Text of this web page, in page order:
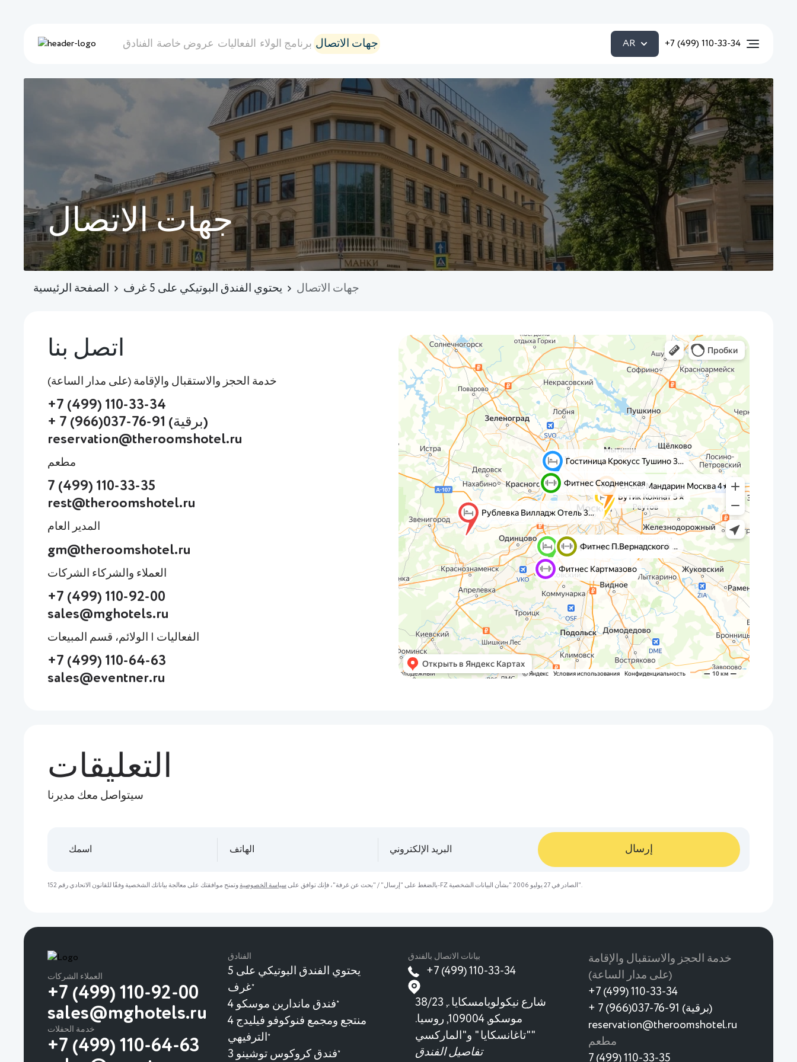
الفنادق عروض خاصة الفعاليات برنامج الولاء جهات الاتصال AR +7 (499) 110-33-34
جهات الاتصال
الصفحة الرئيسية يحتوي الفندق البوتيكي على 5 غرف جهات الاتصال
اتصل بنا
خدمة الحجز والاستقبال والإقامة (على مدار الساعة)
+7 (499) 110-33-34
+ 7 (966)037-76-91 (برقية)
reservation@theroomshotel.ru
مطعم
7 (499) 110-33-35
rest@theroomshotel.ru
المدير العام
gm@theroomshotel.ru
العملاء والشركاء الشركات
+7 (499) 110-92-00
sales@mghotels.ru
الفعاليات | الولائم، قسم المبيعات
+7 (499) 110-64-63
sales@eventner.ru
التعليقات
سيتواصل معك مديرنا
إرسال
بالضغط على "إرسال" / "بحث عن غرفة"، فإنك توافق علىسياسة الخصوصية وتمنح موافقتك على معالجة بياناتك الشخصية وفقًا للقانون الاتحادي رقم 152-FZ الصادر في 27 يوليو 2006 "بشأن البيانات الشخصية".
العملاء الشركات
+7 (499) 110-92-00
sales@mghotels.ru
خدمة الحفلات
+7 (499) 110-64-63
الفنادق
يحتوي الفندق البوتيكي على 5
غرف★
فندق ماندارين موسكو 4★
منتجع ومجمع فنوكوفو فيليدج 4
الترفيهي
★
فندق كروكوس توشينو 3★
بيانات الاتصال بالفندق
+7 (499) 110-33-34
38/23 شارع نيكولويامسكايا.,
موسكو, 109004, روسيا.
"تاغانسكايا " و"الماركسي"
تفاصيل الفندق
خدمة الحجز والاستقبال والإقامة
(على مدار الساعة)
+7 (499) 110-33-34
+ 7 (966)037-76-91 (برقية)
reservation@theroomshotel.ru
مطعم
7 (499) 110-33-35